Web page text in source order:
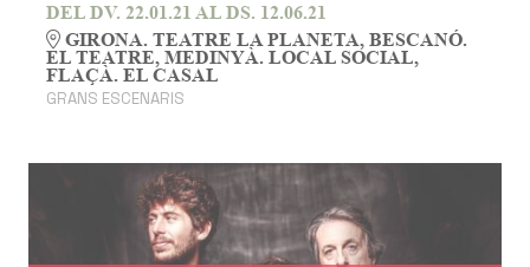
DEL DV. 22.01.21 AL DS. 12.06.21
GIRONA. TEATRE LA PLANETA, BESCANÓ.
EL TEATRE, MEDINYÀ. LOCAL SOCIAL,
FLAÇÀ. EL CASAL
GRANS ESCENARIS